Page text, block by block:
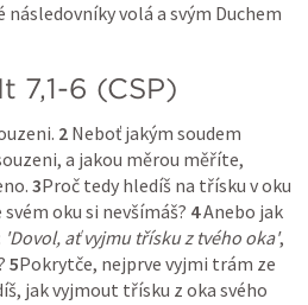
volá a svým Duchem
7,1-6 (ČSP)
2 Neboť jakým soudem
a jakou měrou měříte,
3Proč tedy hledíš na třísku v oku
oku si nevšímáš? 4 Anebo jak
'Dovol, ať vyjmu třísku z tvého oka',
5Pokrytče, nejprve vyjmi trám ze
jak vyjmout třísku z oka svého